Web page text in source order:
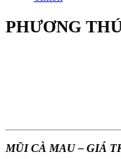
PHƯƠNG
MŨI CÀ MAU – GIÁ